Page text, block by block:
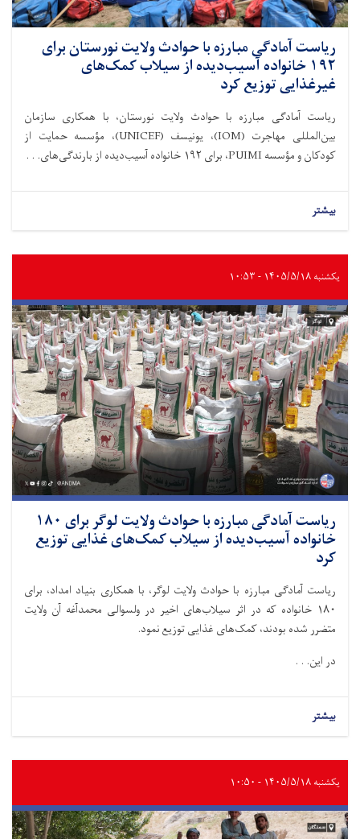
ریاست آمادگی مبارزه با حوادث ولایت نورستان برای
۱۹۲ خانواده آسیب‌دیده از سیلاب کمک‌های
غیرغذایی توزیع کرد
ریاست آمادگی مبارزه با حوادث ولایت نورستان، با همکاری سازمان
بین‌المللی مهاجرت (IOM)، یونیسف (UNICEF)، مؤسسه حمایت از
کودکان و مؤسسه PUIMI، برای ۱۹۲ خانواده آسیب‌دیده از بارندگی‌های. . .
بیشتر
یکشنبه ۱۴۰۵/۵/۱۸ - ۱۰:۵۳
ریاست آمادگی مبارزه با حوادث ولایت لوگر برای ۱۸۰
خانواده آسیب‌دیده از سیلاب کمک‌های غذایی توزیع
کرد
ریاست آمادگی مبارزه با حوادث ولایت لوگر، با همکاری بنیاد امداد، برای
۱۸۰ خانواده که در اثر سیلاب‌های اخیر در ولسوالی محمدآغه آن ولایت
متضرر شده بودند، کمک‌های غذایی توزیع نمود.
در این. . .
بیشتر
یکشنبه ۱۴۰۵/۵/۱۸ - ۱۰:۵۰